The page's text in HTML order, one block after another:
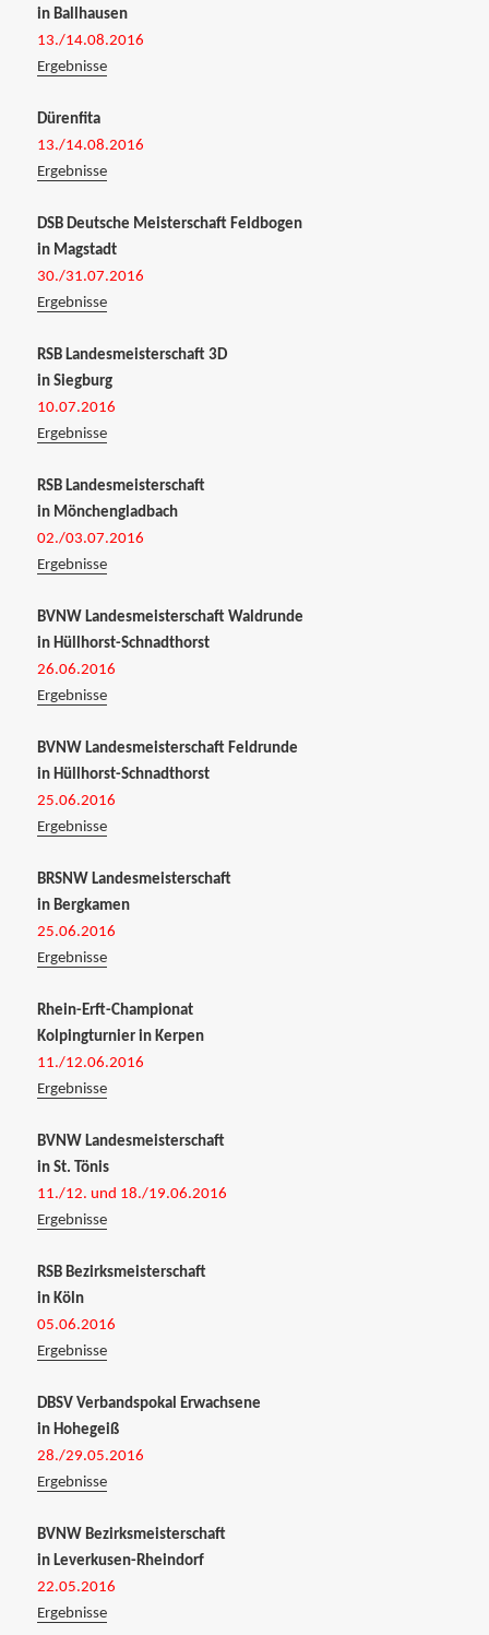
in Ballhausen
13./14.08.2016
Ergebnisse
Dürenfita
13./14.08.2016
Ergebnisse
DSB Deutsche Meisterschaft Feldbogen
in Magstadt
30./31.07.2016
Ergebnisse
RSB Landesmeisterschaft 3D
in Siegburg
10.07.2016
Ergebnisse
RSB Landesmeisterschaft
in Mönchengladbach
02./03.07.2016
Ergebnisse
BVNW Landesmeisterschaft Waldrunde
in Hüllhorst-Schnadthorst
26.06.2016
Ergebnisse
BVNW Landesmeisterschaft Feldrunde
in Hüllhorst-Schnadthorst
25.06.2016
Ergebnisse
BRSNW Landesmeisterschaft
in Bergkamen
25.06.2016
Ergebnisse
Rhein-Erft-Championat
Kolpingturnier in Kerpen
11./12.06.2016
Ergebnisse
BVNW Landesmeisterschaft
in St. Tönis
11./12. und 18./19.06.2016
Ergebnisse
RSB Bezirksmeisterschaft
in Köln
05.06.2016
Ergebnisse
DBSV Verbandspokal Erwachsene
in Hohegeiß
28./29.05.2016
Ergebnisse
BVNW Bezirksmeisterschaft
in Leverkusen-Rheindorf
22.05.2016
Ergebnisse